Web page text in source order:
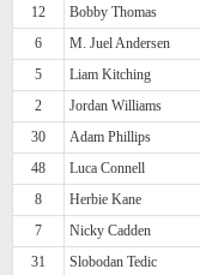
12
Bobby Thomas
6
M. Juel Andersen
5
Liam Kitching
2
Jordan Williams
30
Adam Phillips
48
Luca Connell
8
Herbie Kane
7
Nicky Cadden
31
Slobodan Tedic